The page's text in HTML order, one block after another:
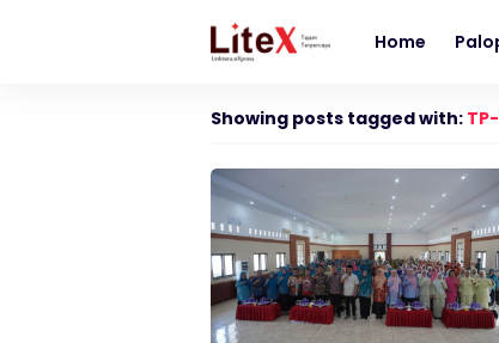
Home
Showing posts tagged with: